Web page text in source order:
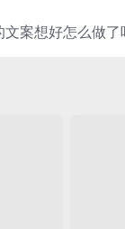
案想好怎么做了